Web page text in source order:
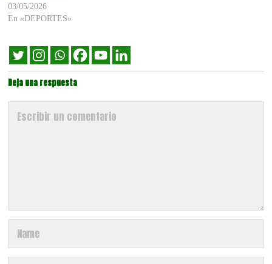
03/05/2026
En «DEPORTES»
Deja una respuesta